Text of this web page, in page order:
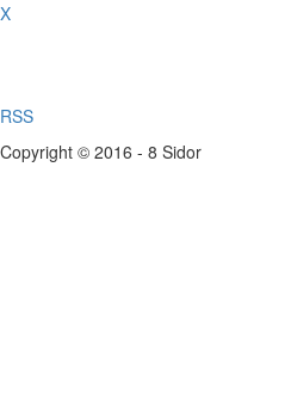
X
RSS
Copyright © 2016 - 8 Sidor